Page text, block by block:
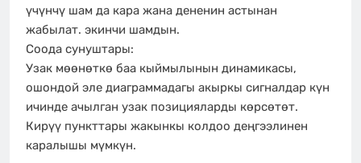
үчүнчү шам да кара жана дененин астынан
жабылат. экинчи шамдын.
Соода сунуштары:
Узак мөөнөткө баа кыймылынын динамикасы,
ошондой эле диаграммадагы акыркы сигналдар күн
ичинде ачылган узак позицияларды көрсөтөт.
Кирүү пункттары жакынкы колдоо деңгээлинен
каралышы мүмкүн.